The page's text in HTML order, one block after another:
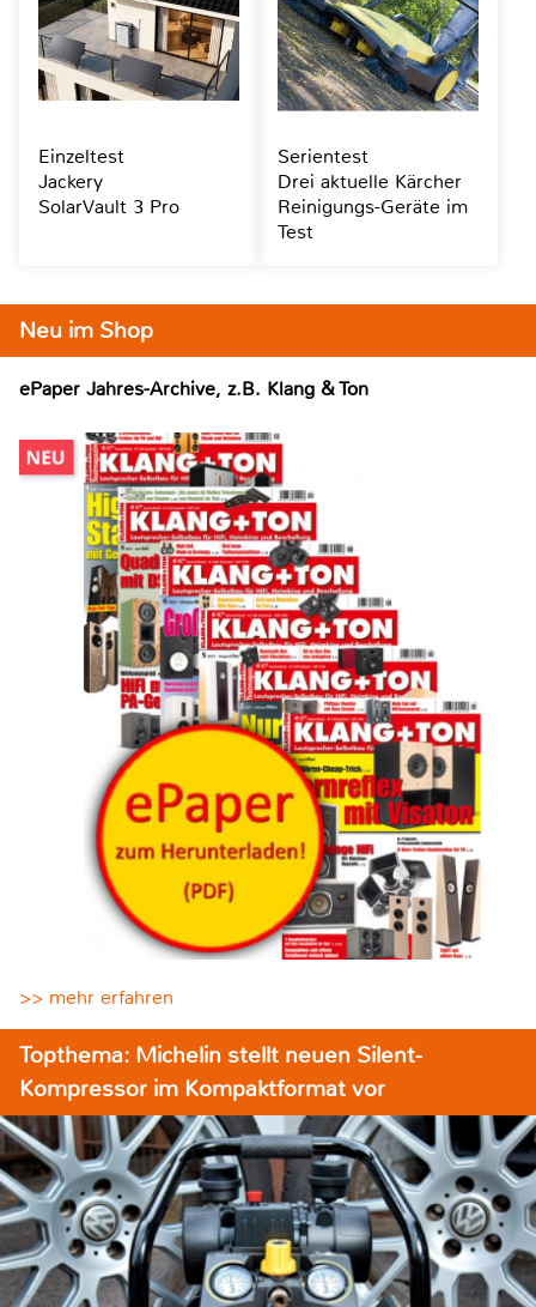
Neu im Shop
ePaper Jahres-Archive, z.B. Klang & Ton
>> mehr erfahren
Topthema: Michelin stellt neuen Silent-
Kompressor im Kompaktformat vor
Einzeltest
Jackery
SolarVault 3 Pro
Serientest
Drei aktuelle Kärcher
Reinigungs-Geräte im
Test